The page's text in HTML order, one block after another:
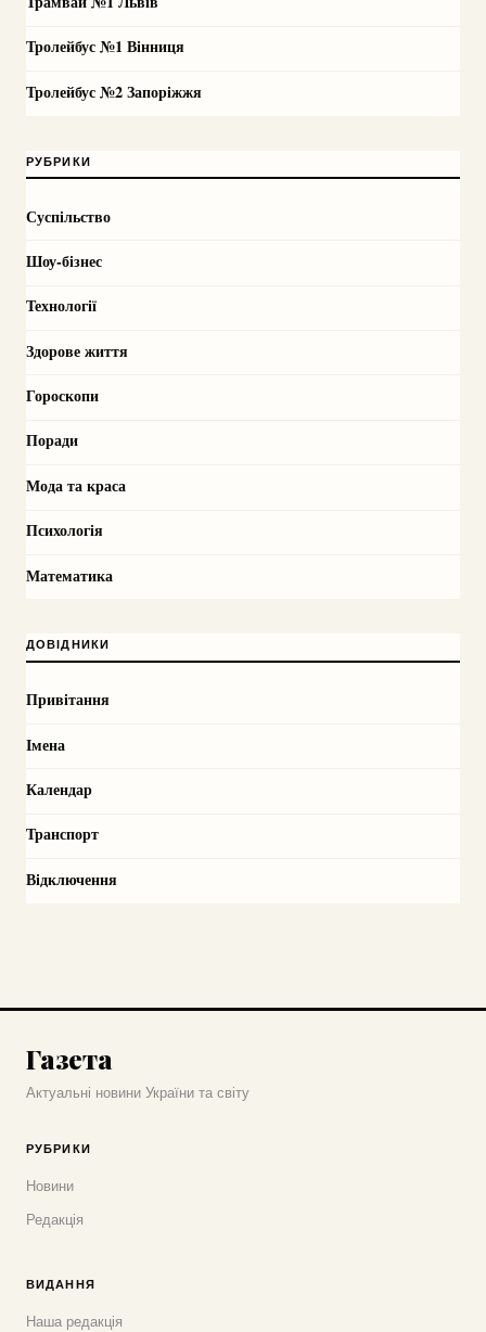
Тролейбус №1 Вінниця
Тролейбус №2 Запоріжжя
РУБРИКИ
Суспільство
Шоу-бізнес
Технології
Здорове життя
Гороскопи
Поради
Мода та краса
Психологія
Математика
ДОВІДНИКИ
Привітання
Імена
Календар
Транспорт
Відключення
Газета
Актуальні новини України та світу
РУБРИКИ
Новини
Редакція
ВИДАННЯ
Наша редакція